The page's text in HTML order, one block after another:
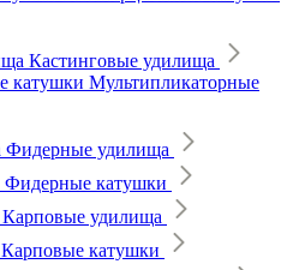
Кастинговые удилища
Мультипликаторные
Фидерные удилища
Фидерные катушки
Карповые удилища
Карповые катушки